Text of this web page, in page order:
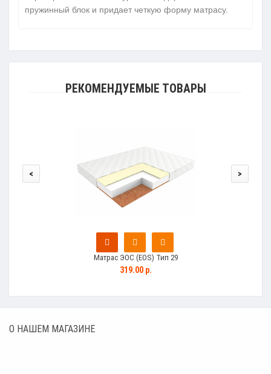
пружинный блок и придает четкую форму матрасу.
РЕКОМЕНДУЕМЫЕ ТОВАРЫ
Матрас ЭОС (EOS) Тип 29
319.00 р.
< >
О НАШЕМ МАГАЗИНЕ